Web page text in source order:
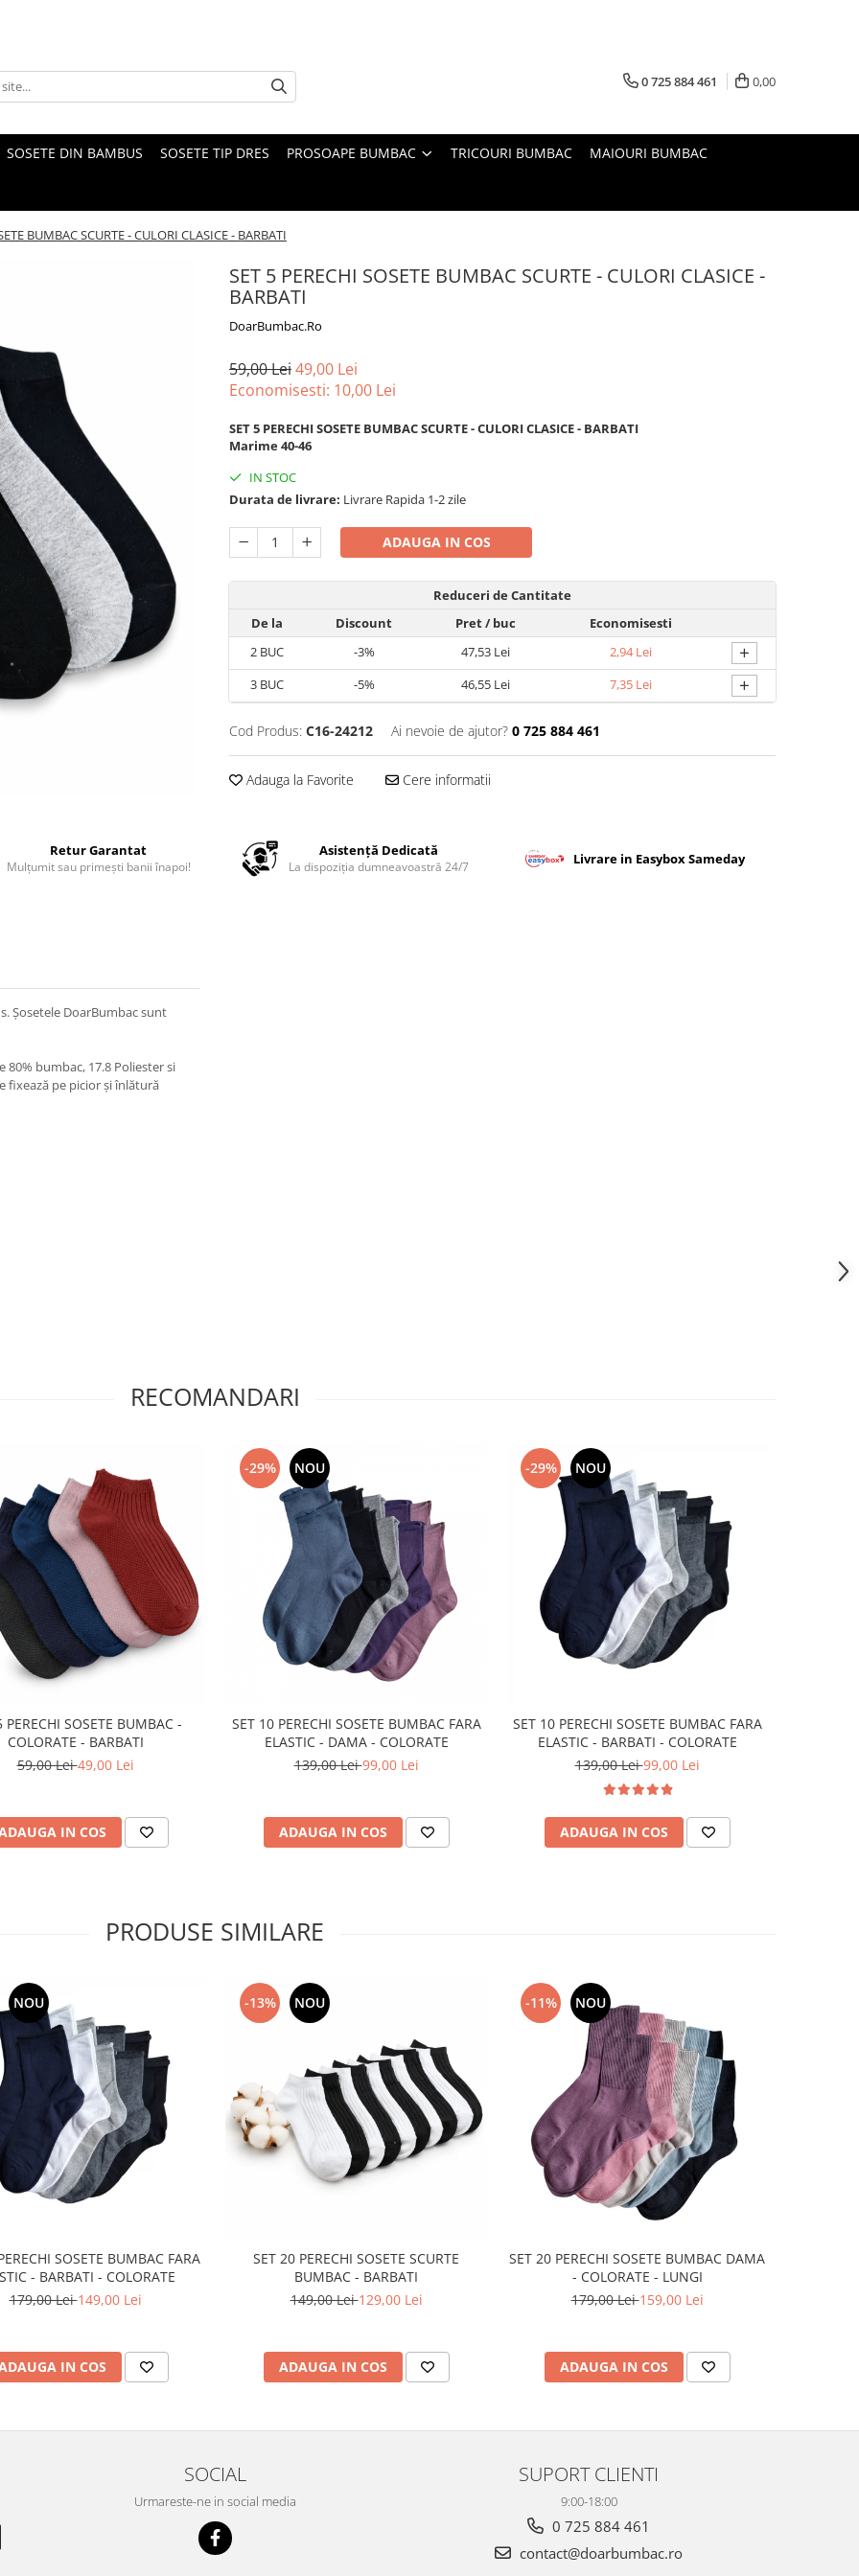
0 725 884 461 0,00
SOSETE DIN BAMBUS SOSETE TIP DRES PROSOAPE BUMBAC TRICOURI BUMBAC MAIOURI BUMBAC
BUMBAC SCURTE - CULORI CLASICE - BARBATI
SET 5 PERECHI SOSETE BUMBAC SCURTE - CULORI CLASICE -
BARBATI
DoarBumbac.Ro
59,00 Lei49,00 Lei
Economisesti: 10,00 Lei
SET 5 PERECHI SOSETE BUMBAC SCURTE - CULORI CLASICE - BARBATI
Marime 40-46
IN STOC
Durata de livrare: Livrare Rapida 1-2 zile
ADAUGA IN COS
Reduceri de Cantitate
De la
Discount Pret/ buc
Economisesti
2 BUC -3% 47,53 Lei 2,94 Lei +
3 BUC -5% 46,55 Lei 7,35 Lei +
Cod Produs: C16-24212 Ai nevoie de ajutor? 0 725 884 461
Adauga la Favorite Cere informatii
Retur Garantat
Mulțumit sau primești banii înapoi!
Asistență Dedicată
La dispoziția dumneavoastră 24/7 Livrare in Easybox Sameday
Șosetele DoarBumbac sunt
bumbac, 17.8 Poliester si
fixează pe picior și înlătură
RECOMANDARI
PERECHI SOSETE BUMBAC -
COLORATE - BARBATI
59,00 Lei49,00 Lei
IN COS
-29% NOU
SET 10 PERECHI SOSETE BUMBAC FARA
ELASTIC - DAMA - COLORATE
139,00 Lei99,00 Lei
ADAUGA IN COS
-29% NOU
SET 10 PERECHI SOSETE BUMBAC FARA
ELASTIC - BARBATI - COLORATE
139,00 Lei99,00 Lei
ADAUGA IN COS
PRODUSE SIMILARE
NOU
SOSETE BUMBAC FARA
- BARBATI - COLORATE
179,00 Lei149,00 Lei
IN COS
-13% NOU
SET 20 PERECHI SOSETE SCURTE
BUMBAC - BARBATI
149,00 Lei129,00 Lei
ADAUGA IN COS
-11% NOU
SET 20 PERECHI SOSETE BUMBAC DAMA
- COLORATE - LUNGI
179,00 Lei159,00 Lei
ADAUGA IN COS
SOCIAL
Urmareste-ne in social media
SUPORT CLIENTI
9:00-18:00
0 725 884 461
contact@doarbumbac.ro